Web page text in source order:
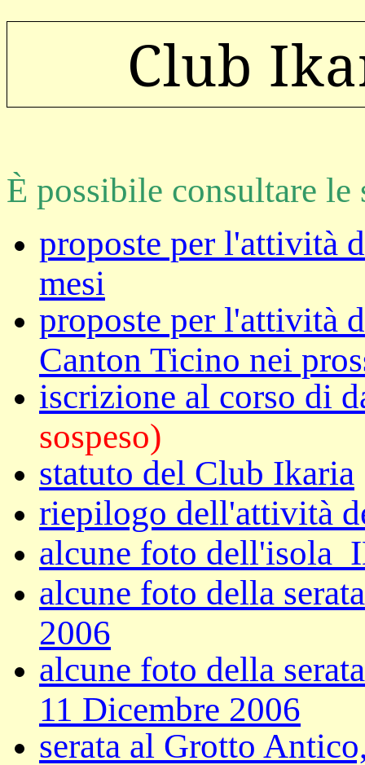
Club
È possibile consultare le
proposte per l'attività
mesi
proposte per l'attività
Canton Ticino nei
iscrizione al corso di
sospeso)
statuto del Club Ikaria
riepilogo dell'attività
alcune foto dell'isola
alcune foto della
2006
alcune foto della
11 Dicembre 2006
serata al Grotto